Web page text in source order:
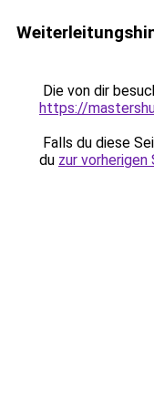
Die von dir
https://
Falls du diese
du zur